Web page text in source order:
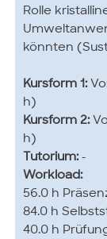
Rolle
könnten
Kursform 1:
h)
Kursform 2:
h)
Tutorium: -
Workload:
56.0 h
84.0 h
40.0 h